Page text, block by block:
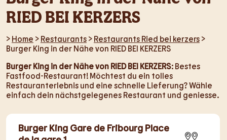
RIED BEI KERZERS
> Home > Restaurants > Restaurants Ried bei kerzers >
Burger King in der Nähe von RIED BEI KERZERS
Burger King in der Nähe von RIED BEI KERZERS: Bestes
Fastfood-Restaurant! Möchtest du ein tolles
Restauranterlebnis und eine schnelle Lieferung? Wähle
einfach dein nächstgelegenes Restaurant und geniesse.
Burger King Gare de Fribourg Place